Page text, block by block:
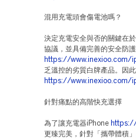
混用充電頭會傷電池嗎？
決定充電安全與否的關鍵在
協議，並具備完善的安全防
https://www.inexioo.com/
乏溫控的劣質白牌產品。因
https://www.inexioo.com/
針對痛點的高階快充選擇
為了讓充電器iPhone
更臻完美，針對「攜帶體積